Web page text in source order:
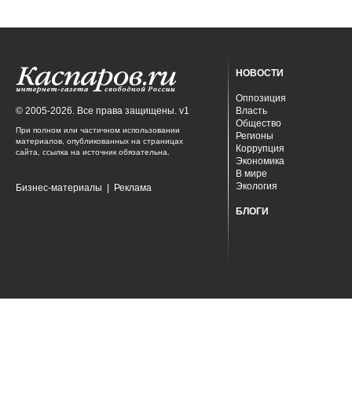
© 2005-2026. Все права защищены. v1
При полном или частичном использовании
материалов, опубликованных на страницах
сайта, ссылка на источник обязательна.
Бизнес-материалы Реклама
НОВОСТИ
Оппозиция
Власть
Общество
Регионы
Коррупция
Экономика
В мире
Экология
БЛОГИ